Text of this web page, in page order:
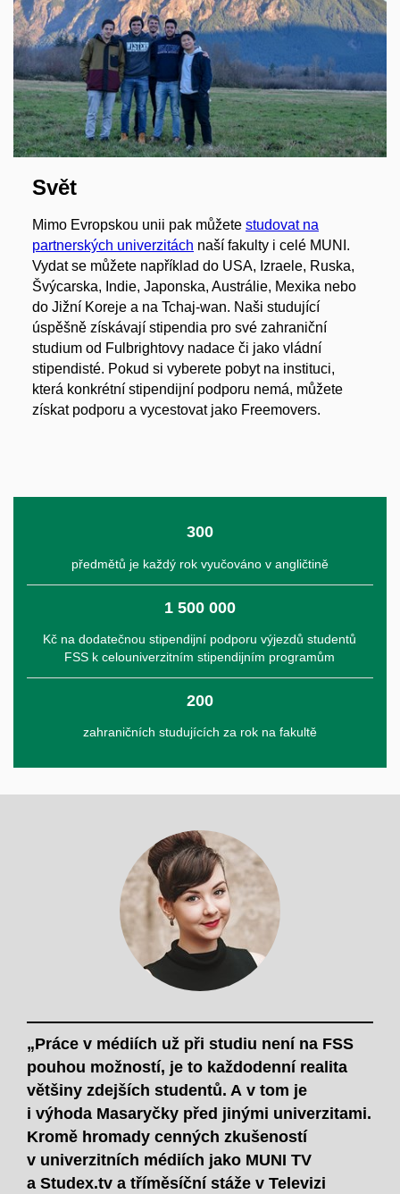
Svět
Mimo Evropskou unii pak můžete studovat na
partnerských univerzitách naší fakulty i celé MUNI.
Vydat se můžete například do USA, Izraele, Ruska,
Švýcarska, Indie, Japonska, Austrálie, Mexika nebo
do Jižní Koreje a na Tchaj-wan. Naši studující
úspěšně získávají stipendia pro své zahraniční
studium od Fulbrightovy nadace či jako vládní
stipendisté. Pokud si vyberete pobyt na instituci,
která konkrétní stipendijní podporu nemá, můžete
získat podporu a vycestovat jako Freemovers.
300
předmětů je každý rok vyučováno v angličtině
1 500 000
Kč na dodatečnou stipendijní podporu výjezdů studentů
FSS k celouniverzitním stipendijním programům
200
zahraničních studujících za rok na fakultě
„Práce v médiích už při studiu není na FSS
pouhou možností, je to každodenní realita
většiny zdejších studentů. A v tom je
i výhoda Masaryčky před jinými univerzitami.
Kromě hromady cenných zkušeností
v univerzitních médiích jako MUNI TV
a Studex.tv a tříměsíční stáže v Televizi